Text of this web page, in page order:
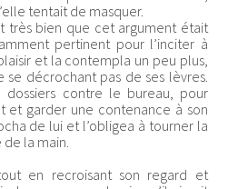
tentait de masquer.
très bien que cet argument était
pertinent pour l’inciter à
et la contempla un peu plus,
se décrochant pas de ses lèvres.
contre le bureau, pour
et garder une contenance à son
de lui et l’obligea à tourner la
la main.
en recroisant son regard et